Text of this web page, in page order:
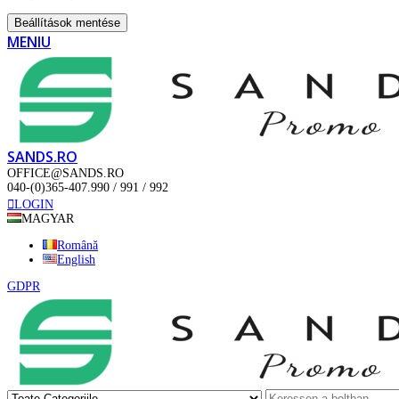
Beállítások mentése
MENIU
SANDS.RO
OFFICE@SANDS.RO
040-(0)365-407.990 / 991 / 992
LOGIN
MAGYAR
Română
English
GDPR